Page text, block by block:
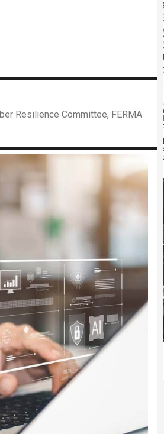
Resilience Committee, FERMA